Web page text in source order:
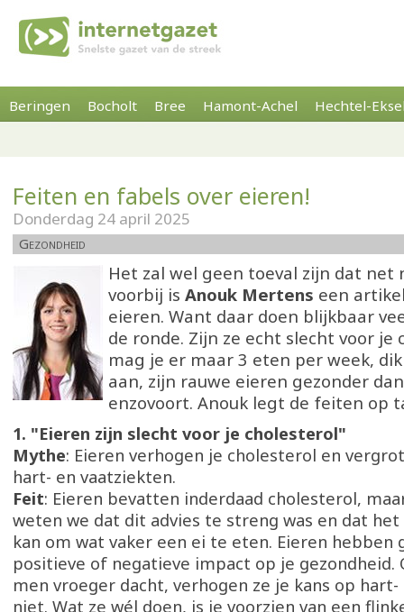
Beringen Bocholt Bree Hamont-Achel Hechtel-
Feiten en fabels over eieren!
Donderdag 24 april 2025
Gezondheid
Het zal wel geen toeval zijn dat net
voorbij is Anouk Mertens een
eieren. Want daar doen blijkbaar
de ronde. Zijn ze echt slecht voor je
mag je er maar 3 eten per week,
aan, zijn rauwe eieren gezonder
enzovoort. Anouk legt de feiten op
1. "Eieren zijn slecht voor je cholesterol"
Mythe: Eieren verhogen je cholesterol en
hart- en vaatziekten.
Feit: Eieren bevatten inderdaad cholesterol,
weten we dat dit advies te streng was en dat het
kan om wat vaker een ei te eten. Eieren hebben
positieve of negatieve impact op je gezondheid.
men vroeger dacht, verhogen ze je kans op
niet. Wat ze wél doen, is je voorzien van een